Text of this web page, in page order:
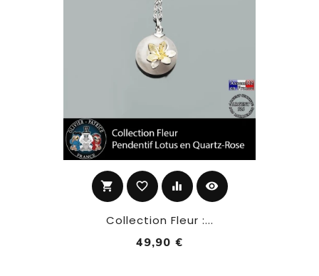
shopping_cart favorite_border equalizer visibility
Collection Fleur :...
49,90 €